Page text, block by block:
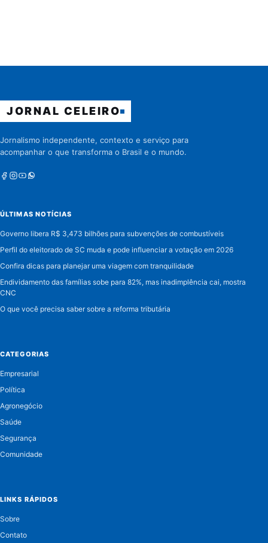
JORNAL CELEIRO
Jornalismo independente, contexto e serviço para
acompanhar o que transforma o Brasil e o mundo.
Facebook
Instagram
Youtube
Whatsapp
ÚLTIMAS NOTÍCIAS
Governo libera R$ 3,473 bilhões para subvenções de combustíveis
Perfil do eleitorado de SC muda e pode influenciar a votação em 2026
Confira dicas para planejar uma viagem com tranquilidade
Endividamento das famílias sobe para 82%, mas inadimplência cai, mostra
CNC
O que você precisa saber sobre a reforma tributária
CATEGORIAS
Empresarial
Política
Agronegócio
Saúde
Segurança
Comunidade
LINKS RÁPIDOS
Sobre
Contato